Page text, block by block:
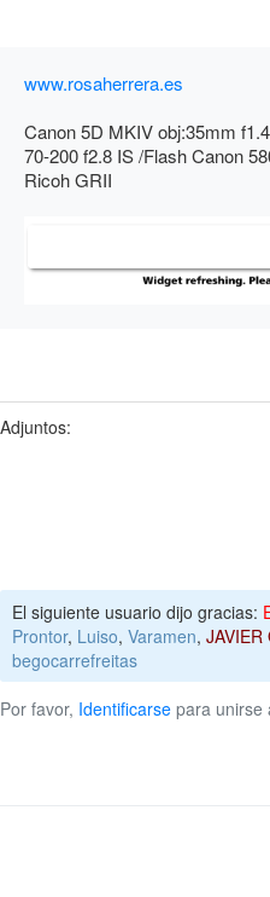
www.rosaherrera.es
Canon 5D MKIV obj:35mm
70-200 f2.8 IS /Flash Canon
Ricoh GRII
Adjuntos:
El siguiente usuario dijo gracias:
Prontor, Luiso, Varamen, JAVIER
begocarrefreitas
Por favor, Identificarse para unirse